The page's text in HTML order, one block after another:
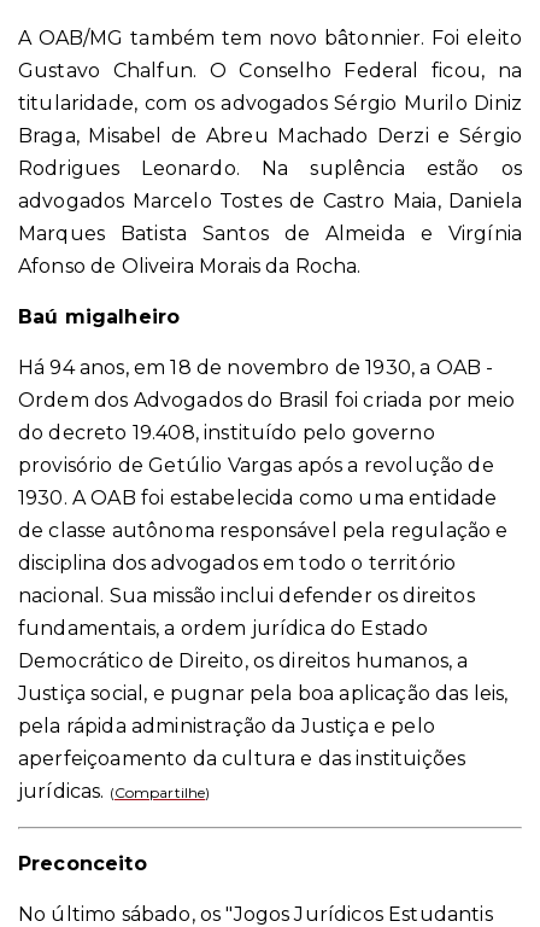
A OAB/MG também tem novo bâtonnier. Foi eleito
Gustavo Chalfun. O Conselho Federal ficou, na
titularidade, com os advogados Sérgio Murilo Diniz
Braga, Misabel de Abreu Machado Derzi e Sérgio
Rodrigues Leonardo. Na suplência estão os
advogados Marcelo Tostes de Castro Maia, Daniela
Marques Batista Santos de Almeida e Virgínia
Afonso de Oliveira Morais da Rocha.
Baú migalheiro
Há 94 anos, em 18 de novembro de 1930, a OAB -
Ordem dos Advogados do Brasil foi criada por meio
do decreto 19.408, instituído pelo governo
provisório de Getúlio Vargas após a revolução de
1930. A OAB foi estabelecida como uma entidade
de classe autônoma responsável pela regulação e
disciplina dos advogados em todo o território
nacional. Sua missão inclui defender os direitos
fundamentais, a ordem jurídica do Estado
Democrático de Direito, os direitos humanos, a
Justiça social, e pugnar pela boa aplicação das leis,
pela rápida administração da Justiça e pelo
aperfeiçoamento da cultura e das instituições
jurídicas. (Compartilhe)
Preconceito
No último sábado, os "Jogos Jurídicos Estudantis